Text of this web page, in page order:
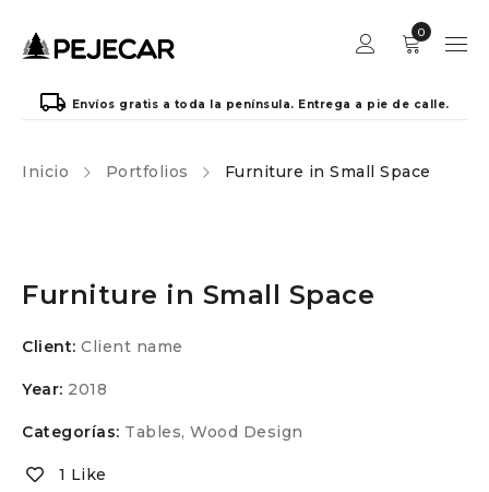
0
Envíos gratis a toda la península. Entrega a pie de calle.
Inicio Portfolios Furniture in Small Space
Furniture in Small Space
Client: Client name
Year: 2018
Categorías: Tables, Wood Design
1 Like